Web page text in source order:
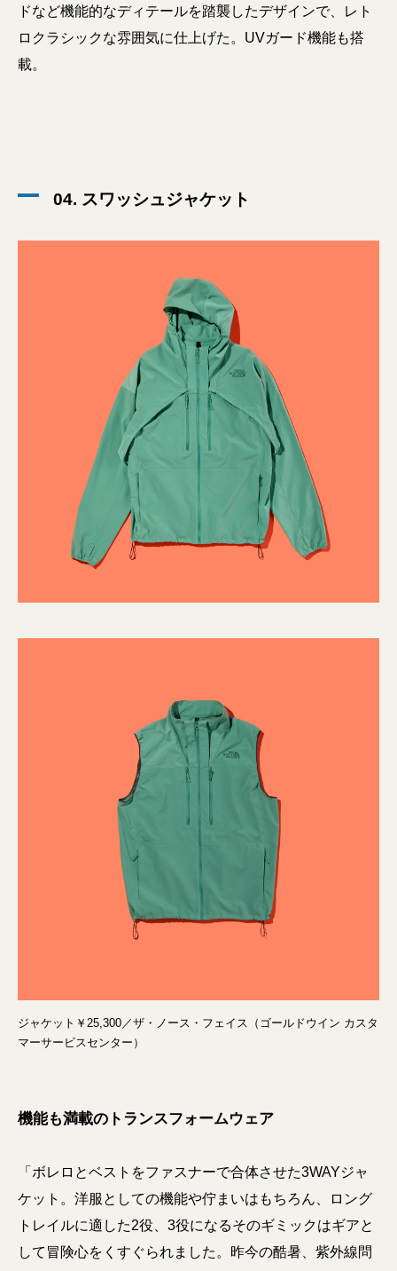
ドなど機能的なディテールを踏襲したデザインで、レト
ロクラシックな雰囲気に仕上げた。UVガード機能も搭
載。
04. スワッシュジャケット
ジャケット￥25,300／ザ・ノース・フェイス（ゴールドウイン カスタ
マーサービスセンター）
機能も満載のトランスフォームウェア
「ボレロとベストをファスナーで合体させた3WAYジャ
ケット。洋服としての機能や佇まいはもちろん、ロング
トレイルに適した2役、3役になるそのギミックはギアと
して冒険心をくすぐられました。昨今の酷暑、紫外線問